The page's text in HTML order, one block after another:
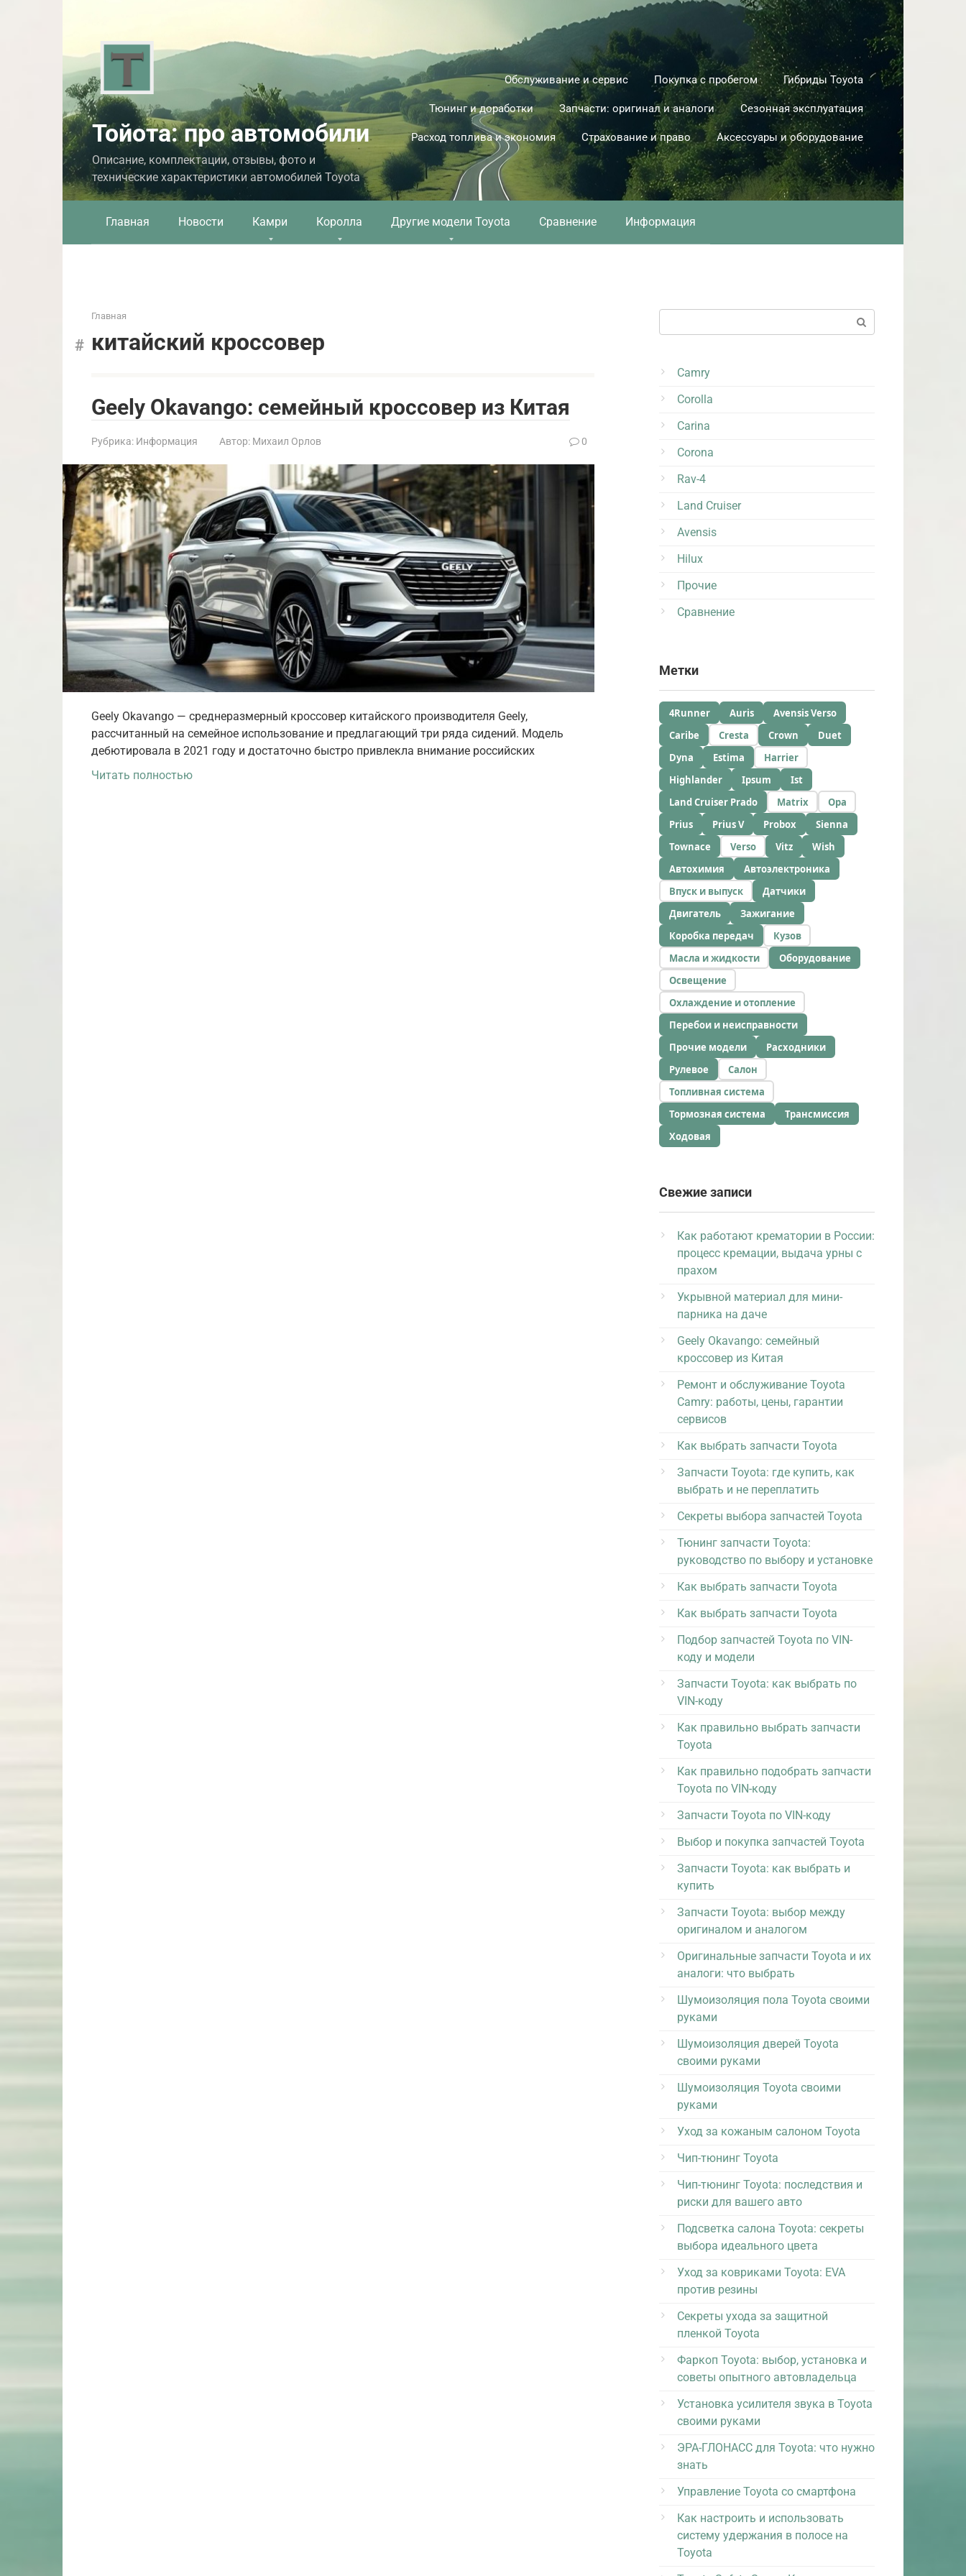
Тойота: про автомобили
Описание, комплектации, отзывы, фото и
технические характеристики автомобилей Toyota
Обслуживание и сервис Покупка с пробегом Гибриды Toyota
Тюнинг и доработки Запчасти: оригинал и аналоги Сезонная эксплуатация
Расход топлива и экономия Страхование и право Аксессуары и оборудование
Главная Новости Камри Королла Другие модели Toyota Сравнение Информация
Главная
китайский кроссовер
Geely Okavango: семейный кроссовер из Китая
Рубрика: Информация Автор: Михаил Орлов 0
Geely Okavango — среднеразмерный кроссовер китайского производителя Geely,
рассчитанный на семейное использование и предлагающий три ряда сидений. Модель
дебютировала в 2021 году и достаточно быстро привлекла внимание российских
Читать полностью
Camry
Corolla
Carina
Corona
Rav-4
Land Cruiser
Avensis
Hilux
Прочие
Сравнение
Метки
4Runner Auris
Avensis Verso
Caribe
Cresta Crown
Duet
Dyna
Estima
Harrier
Highlander
Ipsum
Ist
Land Cruiser Prado
Matrix
Opa
Prius
Prius V Probox
Sienna
Townace
Verso Vitz
Wish
Автохимия
Автоэлектроника
Впуск и выпуск
Датчики
Двигатель
Зажигание
Коробка передач
Кузов
Масла и жидкости
Оборудование
Освещение
Охлаждение и отопление
Перебои и неисправности
Прочие модели
Расходники
Рулевое
Салон
Топливная система
Тормозная система
Трансмиссия
Ходовая
Свежие записи
Как работают крематории в России:
процесс кремации, выдача урны с
прахом
Укрывной материал для мини-
парника на даче
Geely Okavango: семейный
кроссовер из Китая
Ремонт и обслуживание Toyota
Camry: работы, цены, гарантии
сервисов
Как выбрать запчасти Toyota
Запчасти Toyota: где купить, как
выбрать и не переплатить
Секреты выбора запчастей Toyota
Тюнинг запчасти Toyota:
руководство по выбору и установке
Как выбрать запчасти Toyota
Как выбрать запчасти Toyota
Подбор запчастей Toyota по VIN-
коду и модели
Запчасти Toyota: как выбрать по
VIN-коду
Как правильно выбрать запчасти
Toyota
Как правильно подобрать запчасти
Toyota по VIN-коду
Запчасти Toyota по VIN-коду
Выбор и покупка запчастей Toyota
Запчасти Toyota: как выбрать и
купить
Запчасти Toyota: выбор между
оригиналом и аналогом
Оригинальные запчасти Toyota и их
аналоги: что выбрать
Шумоизоляция пола Toyota своими
руками
Шумоизоляция дверей Toyota
своими руками
Шумоизоляция Toyota своими
руками
Уход за кожаным салоном Toyota
Чип-тюнинг Toyota
Чип-тюнинг Toyota: последствия и
риски для вашего авто
Подсветка салона Toyota: секреты
выбора идеального цвета
Уход за ковриками Toyota: EVA
против резины
Секреты ухода за защитной
пленкой Toyota
Фаркоп Toyota: выбор, установка и
советы опытного автовладельца
Установка усилителя звука в Toyota
своими руками
ЭРА-ГЛОНАСС для Toyota: что нужно
знать
Управление Toyota со смартфона
Как настроить и использовать
систему удержания в полосе на
Toyota